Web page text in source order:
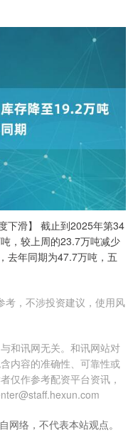
下滑】 截止到2025年第34
，较上周的23.7万吨减少
去年同期为47.7万吨，五
考，不涉投资建议，使用风
和讯网无关。和讯网站对
内容的准确性、可靠性或
仅作参考配资平台资讯，
网络，不代表本站观点。